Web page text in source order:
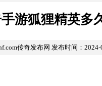
游狐狸精英多
传奇发布网 发布时间：